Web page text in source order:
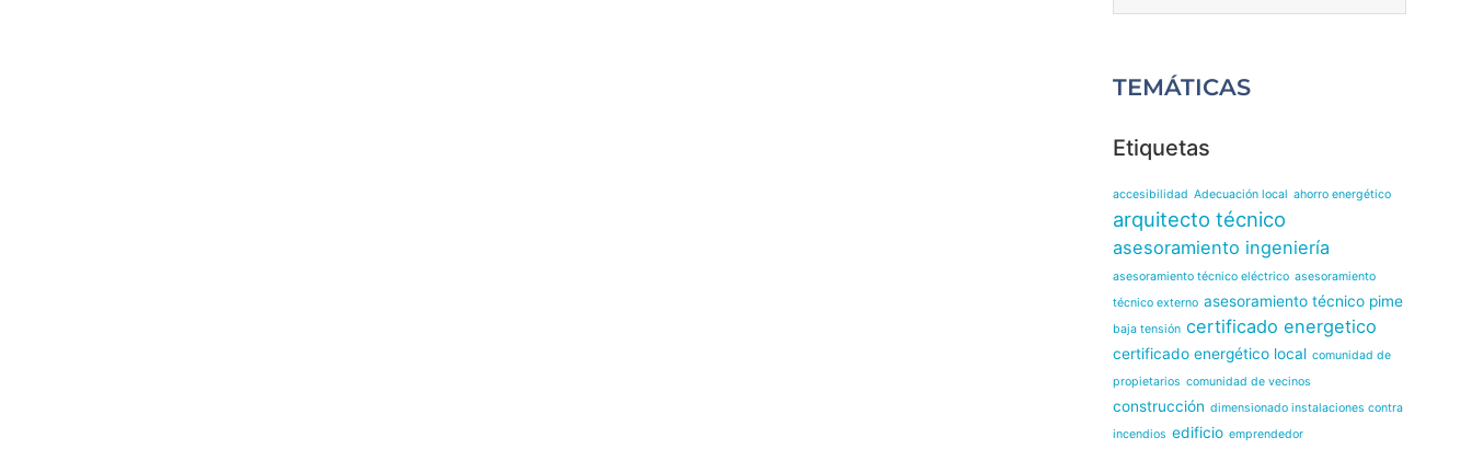
TEMÁTICAS
Etiquetas
accesibilidad Adecuación local ahorro energético
arquitecto técnico
asesoramiento ingeniería
asesoramiento técnico eléctrico asesoramiento
técnico externo asesoramiento técnico pime
baja tensión certificado energetico
certificado energético local comunidad de
propietarios comunidad de vecinos
construcción dimensionado instalaciones contra
incendios edificio emprendedor